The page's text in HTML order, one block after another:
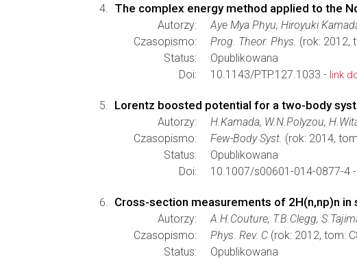
The complex energy method applied to the
Autorzy:
Aye Mya Phyu, Hiroyuki
Czasopismo:
Prog. Theor. Phys. (rok: 2012,
Status:
Opublikowana
Doi:
10.1143/PTP.127.1033 - link
Lorentz boosted potential for a two-body
Autorzy:
H.Kamada, W.N.Polyzou,
Czasopismo:
Few-Body Syst. (rok: 2014,
Status:
Opublikowana
Doi:
10.1007/s00601-014-0877-4 -
Cross-section measurements of 2H(n,np)n
Autorzy:
A.H.Couture, T.B.Clegg,
Czasopismo:
Phys. Rev. C (rok: 2012, tom:
Status:
Opublikowana